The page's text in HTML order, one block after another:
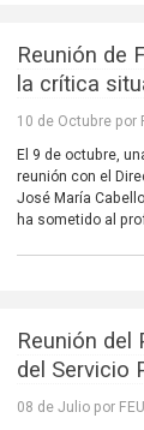
Reunión de
la crítica
10 de Octubre por
El 9 de octubre,
reunión con el
José María
ha sometido al
Reunión del
del Servicio
08 de Julio por